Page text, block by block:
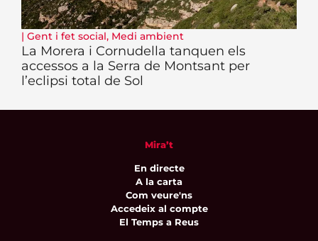
| Gent i fet social, Medi ambient
La Morera i Cornudella tanquen els
accessos a la Serra de Montsant per
l’eclipsi total de Sol
Mira’t
En directe
A la carta
Com veure'ns
Accedeix al compte
El Temps a Reus